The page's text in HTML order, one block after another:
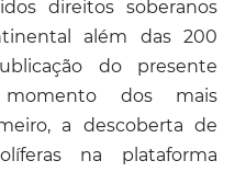
direitos soberanos
além das 200
do presente
dos mais
a descoberta de
na plataforma